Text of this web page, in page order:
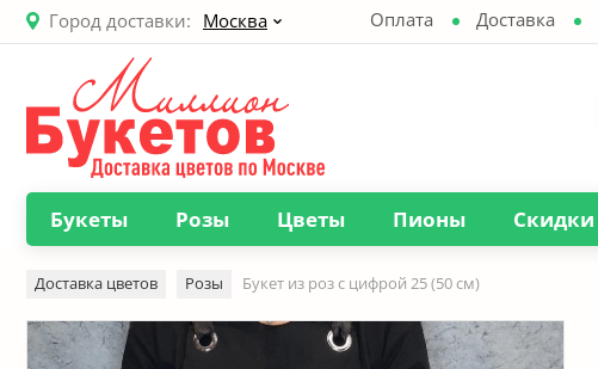
Оплата Доставка
Город доставки: Москва
Букеты Розы Цветы Пионы Скидки
Доставка цветов Розы Букет из роз с цифрой 25 (50 см)